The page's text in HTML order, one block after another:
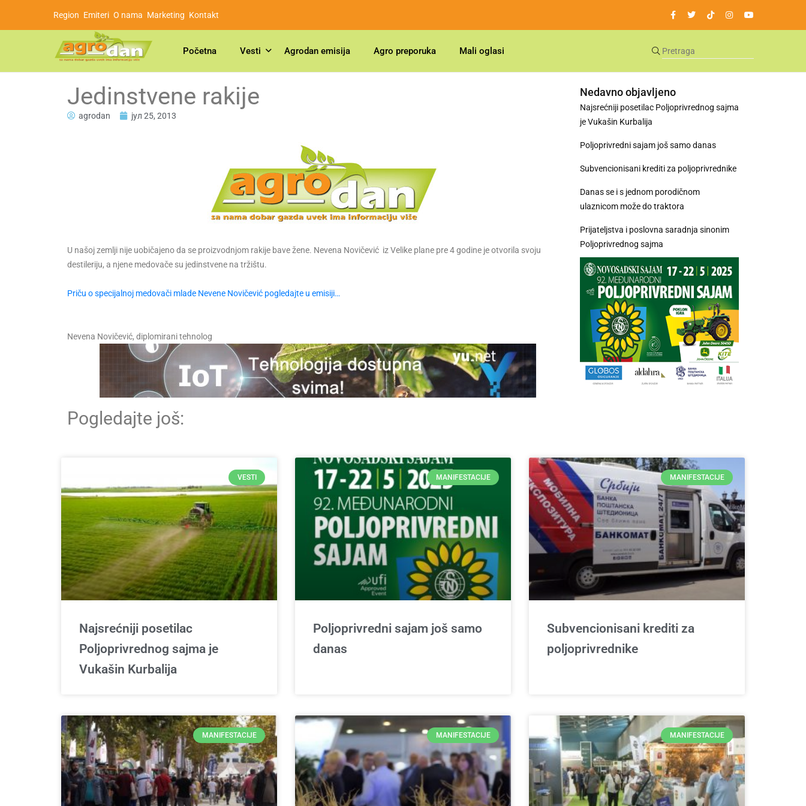
Region Emiteri O nama Marketing Kontakt
Početna Vesti Agrodan emisija Agro preporuka Mali oglasi
Jedinstvene rakije
agrodan јул 25, 2013
U našoj zemlji nije uobičajeno da se proizvodnjom rakije bave žene. Nevena Novičević iz Velike plane pre 4 godine je otvorila svoju
destileriju, a njene medovače su jedinstvene na tržištu.
Priču o specijalnoj medovači mlade Nevene Novičević pogledajte u emisiji…
Nevena Novičević, diplomirani tehnolog
Pogledajte još:
Nedavno objavljeno
Najsrećniji posetilac Poljoprivrednog sajma
je Vukašin Kurbalija
Poljoprivredni sajam još samo danas
Subvencionisani krediti za poljoprivrednike
Danas se i s jednom porodičnom
ulaznicom može do traktora
Prijateljstva i poslovna saradnja sinonim
Poljoprivrednog sajma
VESTI
Najsrećniji posetilac
Poljoprivrednog sajma je
Vukašin Kurbalija
MANIFESTACIJE
Poljoprivredni sajam još samo
danas
MANIFESTACIJE
Subvencionisani krediti za
poljoprivrednike
MANIFESTACIJE MANIFESTACIJE MANIFESTACIJE